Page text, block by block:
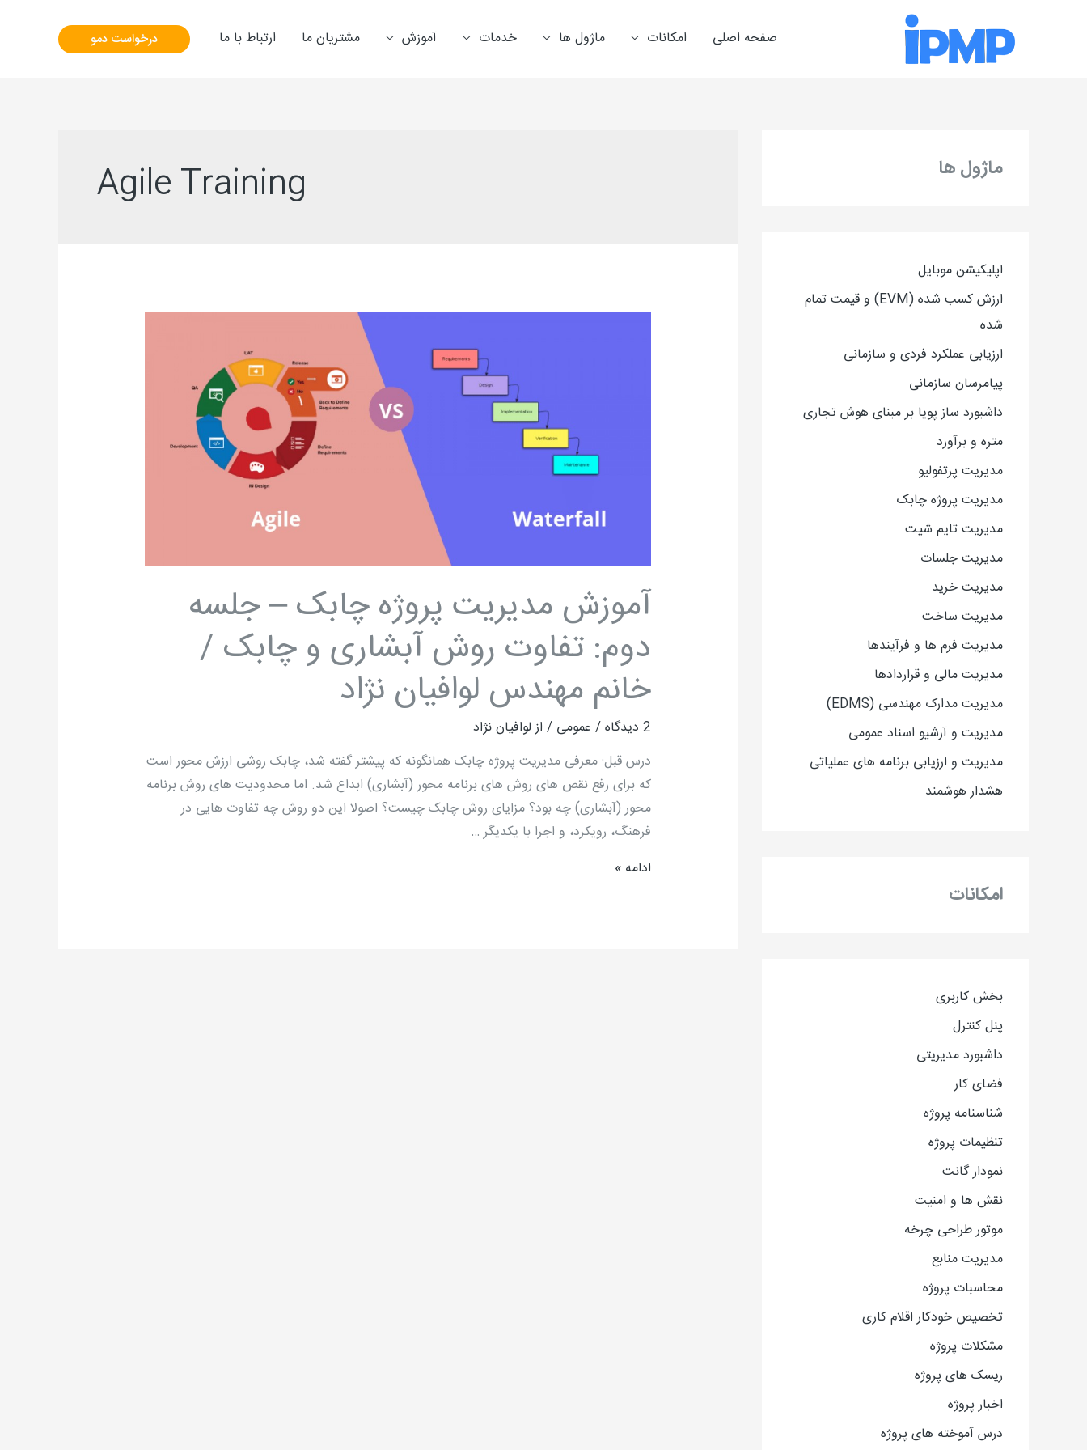
صفحه اصلی امکانات ماژول ها خدمات آموزش مشتریان ما ارتباط با ما درخواست دمو
ماژول ها
اپلیکیشن موبایل
ارزش کسب شده (EVM) و قیمت تمام
شده
ارزیابی عملکرد فردی و سازمانی
پیامرسان سازمانی
داشبورد ساز پویا بر مبنای هوش تجاری
متره و برآورد
مدیریت پرتفولیو
مدیریت پروژه چابک
مدیریت تایم شیت
مدیریت جلسات
مدیریت خرید
مدیریت ساخت
مدیریت فرم ها و فرآیندها
مدیریت مالی و قراردادها
مدیریت مدارک مهندسی (EDMS)
مدیریت و آرشیو اسناد عمومی
مدیریت و ارزیابی برنامه های عملیاتی
هشدار هوشمند
امکانات
بخش کاربری
پنل کنترل
داشبورد مدیریتی
فضای کار
شناسنامه پروژه
تنظیمات پروژه
نمودار گانت
نقش ها و امنیت
موتور طراحی چرخه
مدیریت منابع
محاسبات پروژه
تخصیص خودکار اقلام کاری
مشکلات پروژه
ریسک های پروژه
اخبار پروژه
درس آموخته های پروژه
Agile Training
آموزش مدیریت پروژه چابک – جلسه
دوم: تفاوت روش آبشاری و چابک /
خانم مهندس لوافیان نژاد
2 دیدگاه / عمومی / از لوافیان نژاد
درس قبل: معرفی مدیریت پروژه چابک همانگونه که پیشتر گفته شد، چابک روشی ارزش محور است
که برای رفع نقص های روش های برنامه محور (آبشاری) ابداع شد. اما محدودیت های روش برنامه
محور (آبشاری) چه بود؟ مزایای روش چابک چیست؟ اصولا این دو روش چه تفاوت هایی در
فرهنگ، رویکرد، و اجرا با یکدیگر …
/
مهندس
لوافیان
نژاد
ادامه »